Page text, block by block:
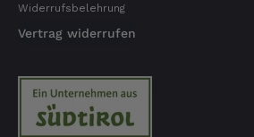
Widerrufsbelehrung
Vertrag widerrufen